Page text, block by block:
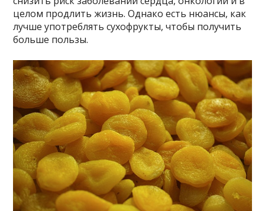
целом продлить жизнь. Однако есть нюансы, как
лучше употреблять сухофрукты, чтобы получить
больше пользы.